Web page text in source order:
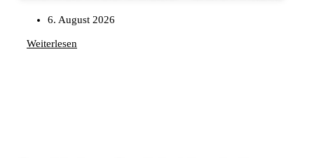
6. August 2026
Weiterlesen